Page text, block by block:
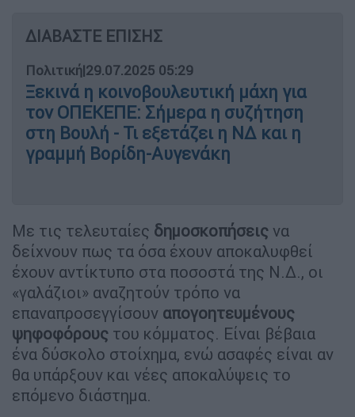
ΔΙΑΒΑΣΤΕ ΕΠΙΣΗΣ
Πολιτική|29.07.2025 05:29
Ξεκινά η κοινοβουλευτική μάχη για
τον ΟΠΕΚΕΠΕ: Σήμερα η συζήτηση
στη Βουλή - Τι εξετάζει η ΝΔ και η
γραμμή Βορίδη-Αυγενάκη
Με τις τελευταίες δημοσκοπήσεις να
δείχνουν πως τα όσα έχουν αποκαλυφθεί
έχουν αντίκτυπο στα ποσοστά της Ν.Δ., οι
«γαλάζιοι» αναζητούν τρόπο να
επαναπροσεγγίσουν απογοητευμένους
ψηφοφόρους του κόμματος. Είναι βέβαια
ένα δύσκολο στοίχημα, ενώ ασαφές είναι αν
θα υπάρξουν και νέες αποκαλύψεις το
επόμενο διάστημα.